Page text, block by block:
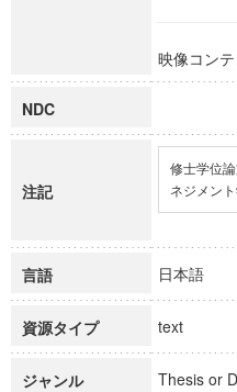
映像コン
NDC
注記
修士学位
ネジメン
言語 日本語
資源タイプ text
ジャンル Thesis or